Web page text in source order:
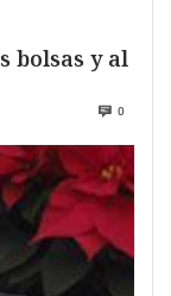
bolsas y al
0